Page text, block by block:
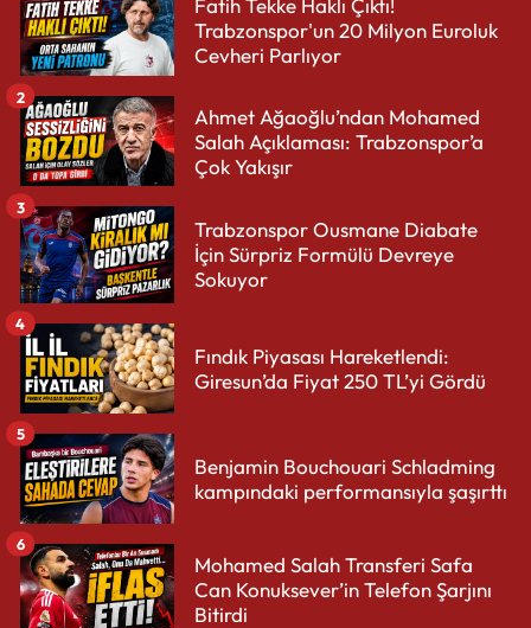
Fatih Tekke Haklı Çıktı!
Trabzonspor'un 20 Milyon Euroluk
Cevheri Parlıyor
Ahmet Ağaoğlu’ndan Mohamed
Salah Açıklaması: Trabzonspor’a
Çok Yakışır
2
Trabzonspor Ousmane Diabate
İçin Sürpriz Formülü Devreye
Sokuyor
3
Fındık Piyasası Hareketlendi:
Giresun’da Fiyat 250 TL’yi Gördü
4
Benjamin Bouchouari Schladming
kampındaki performansıyla şaşırttı
5
Mohamed Salah Transferi Safa
Can Konuksever’in Telefon Şarjını
Bitirdi
6